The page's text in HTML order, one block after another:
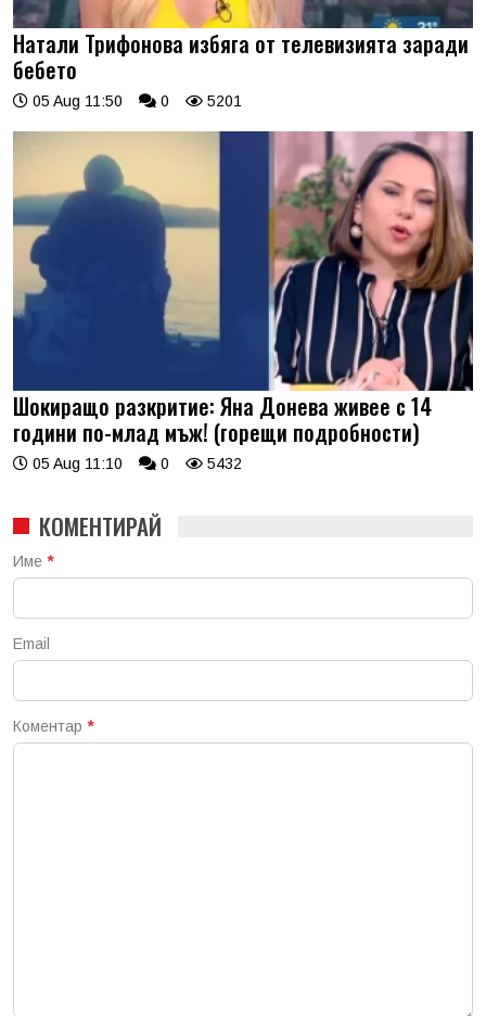
Натали Трифонова избяга от телевизията заради
бебето
05 Aug 11:50 0 5201
Шокиращо разкритие: Яна Донева живее с 14
години по-млад мъж! (горещи подробности)
05 Aug 11:10 0 5432
КОМЕНТИРАЙ
Име *
Email
Коментар *